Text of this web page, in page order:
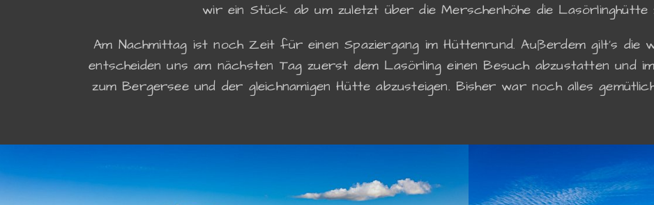
wir ein Stück ab um zuletzt über die Merschenhöhe die Lasörlinghütte
Am Nachmittag ist noch Zeit für einen Spaziergang im Hüttenrund. Außerdem gilt's die
entscheiden uns am nächsten Tag zuerst dem Lasörling einen Besuch abzustatten und
zum Bergersee und der gleichnamigen Hütte abzusteigen. Bisher war noch alles